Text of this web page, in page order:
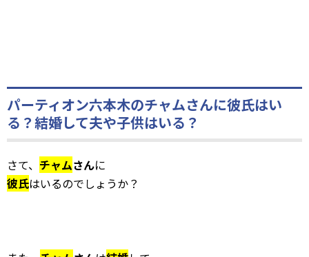
パーティオン六本木のチャムさんに彼氏はい
る？結婚して夫や子供はいる？
さて、 チャムさんに
彼氏はいるのでしょうか？